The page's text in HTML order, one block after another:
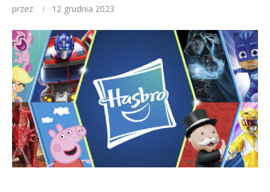
przez 12 grudnia 2023